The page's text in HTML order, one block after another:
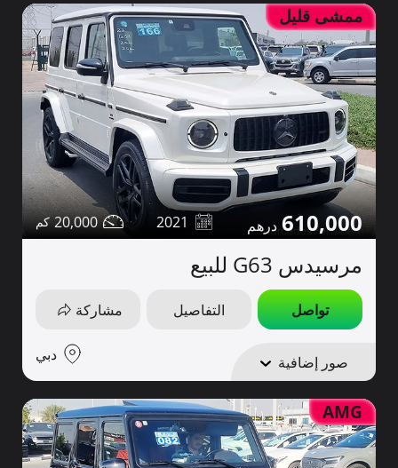
ممشى قليل
610,000
2021
20,000
مرسيدس G63 للبيع
تواصل التفاصيل مشاركة
صور إضافية دبي
AMG